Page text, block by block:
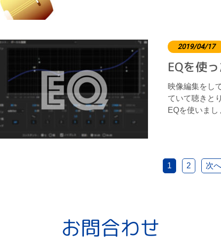
2019/04/17
EQを使
映像編集をし
ていて聴きと
EQを使いま
1 2 次
お問合わせ